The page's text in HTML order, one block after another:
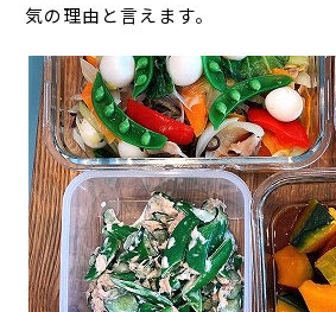
気の理由と言えます。